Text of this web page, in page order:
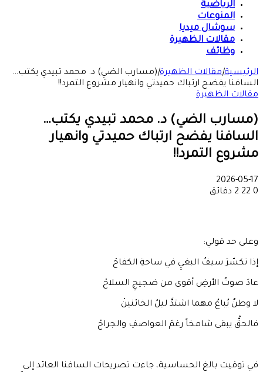
الرياضية
المنوعات
سوشال ميديا
مقالات الظهيرة
وظائف
الرئيسية|مقالات الظهيرة|(مسارب الضي) د. محمد تبيدي يكتب…
السافنا يفضح ارتباك حميدتي وانهيار مشروع التمرد!!
مقالات الظهيرة
(مسارب الضي) د. محمد تبيدي يكتب…
السافنا يفضح ارتباك حميدتي وانهيار
مشروع التمرد!!
2026-05-17
0
2 دقائق
وعلى حد قولي:
إذا تكسّرَ سيفُ البغيِ في ساحةِ الكفاحْ
عادَ صوتُ الأرضِ أقوى من ضجيجِ السلاحْ
لا وطنٌ يُباعُ مهما اشتدَّ ليلُ الخائنينْ
فالحقُّ يبقى شامخاً رغمَ العواصفِ والجراحْ
في توقيت بالغ الحساسية، جاءت تصريحات السافنا العائد إلى